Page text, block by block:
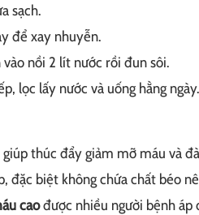
sạch.
để xay nhuyễn.
nồi 2 lít nước rồi đun sôi.
lọc lấy nước và uống hằng ngày.
thúc đẩy giảm mỡ máu và
đặc biệt không chứa chất béo
caođược nhiều người bệnh áp